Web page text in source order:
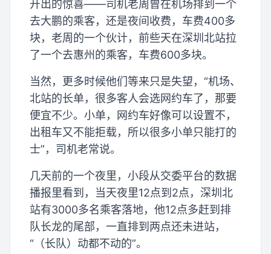
开出的惊喜——司机老周曾在机场排到一个
去大鹏的乘客，还是夜间收费，车费400多
块，老周的一个伙计，前些天在深圳北站拉
了一个去惠州的乘客，车费600多块。
当然，更多时候他们等来只是失望，“机场、
北站的长单，很多客人会选网约车了，那要
便宜不少。小单，网约车好像可以设置不，
出租车又不能拒载，所以很多小单只能打的
士”，司机老常说。
几天前的一个夜里，小段从交委平台的数据
播报里看到，当天夜里12点到2点，深圳北
站有3000多名乘客落地，他12点多赶到排
队长龙的尾部，一直排到两点还未进站，
“（长队）动都不动的”。